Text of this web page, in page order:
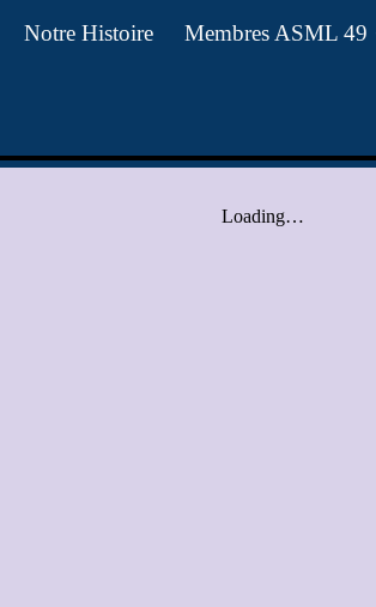
Skip to main content
Notre Histoire Membres ASML 49